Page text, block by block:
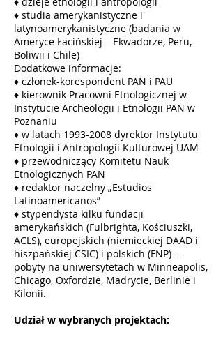
♦ studia amerykanistyczne i
latynoamerykanistyczne (badania w
Ameryce Łacińskiej – Ekwadorze, Peru,
Boliwii i Chile)
Dodatkowe informacje:
♦ członek-korespondent PAN i PAU
♦ kierownik Pracowni Etnologicznej w
Instytucie Archeologii i Etnologii PAN w
Poznaniu
♦ w latach 1993-2008 dyrektor Instytutu
Etnologii i Antropologii Kulturowej UAM
♦ przewodniczący Komitetu Nauk
Etnologicznych PAN
♦ redaktor naczelny „Estudios
Latinoamericanos”
♦ stypendysta kilku fundacji
amerykańskich (Fulbrighta, Kościuszki,
ACLS), europejskich (niemieckiej DAAD i
hiszpańskiej CSIC) i polskich (FNP) –
pobyty na uniwersytetach w Minneapolis,
Chicago, Oxfordzie, Madrycie, Berlinie i
Kilonii.
Udział w wybranych projektach: